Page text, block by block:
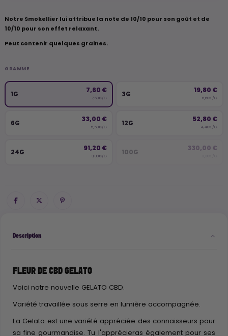
Notre Smokellier lui attribue la note de 10/10 pour son goût et de
10/10 pour son effet relaxant.
Peut contenir quelques graines.
GRAMME
1G 7,60 €
7,60€/G 3G 19,80 €
6,60€/G
6G 33,00 €
5,50€/G 12G 52,80 €
4,40€/G
24G 91,20 €
3,80€/G 100G 330,00 €
Description
FLEUR DE CBD GELATO
Voici notre nouvelle GELATO CBD.
Variété travaillée sous serre en lumière accompagnée.
La Gelato est une variété appréciée des connaisseurs pour
sa fine gourmandise. Tu l'apprécieras également pour ses